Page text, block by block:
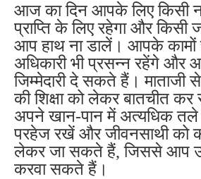
आज का दिन आपके लिए किसी
प्राप्ति के लिए रहेगा और किसी
आप हाथ ना डालें। आपके कामों
अधिकारी भी प्रसन्न रहेंगे और
जिम्मेदारी दे सकते हैं।
की शिक्षा को लेकर बातचीत
अपने खान-पान में अत्यधिक
परहेज रखें और जीवनसाथी को
लेकर जा सकते हैं, जिससे आप
करवा सकते हैं।